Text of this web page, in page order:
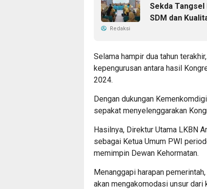
Sekda Tangsel
SDM dan
Redaksi
Selama hampir dua tahun
kepengurusan antara hasil
2024.
Dengan dukungan
sepakat menyelenggarakan
Hasilnya, Direktur Utama LKBN
sebagai Ketua Umum PWI
memimpin Dewan Kehormatan.
Menanggapi harapan
akan mengakomodasi unsur dari